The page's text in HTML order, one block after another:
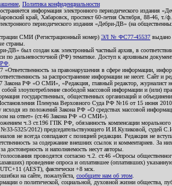
Политика конфиденциальности
информация электронного периодического
край, Хабаровск, проспект 60-летия Октября, 88-46, т./
электронного периодического издания «Дебри-ДВ» (на
СМИ (Регистрационный номер) ЭЛ № ФС77-45537 выдано
страны.
ДВ» был создан как электронный частный архив, в
по дальневосточной (РФ) тематике. Доступ к архивным
РФ
«Ответственность за правонарушения в сфере информации,
за распространение информации не несет. Сайт
Закона РФ «О СМИ», «Редакция, главный редактор, журналист не
злоупотребление свободой массовой информации и (или)
государственных, общественных организаций и
Пленума Верховного Суда РФ №16 от 15 июня 2010
исходя из положений Закона РФ «О средствах массовой
на ответ» (ст.46 Закона РФ «О СМИ»).
ч.3 ст.196 ГПК РФ, обязанность компенсации
№33-5325/2012) председательствующего И.И.Куликовой, судей
не всегда совпадают с позицией редакции. Редакция не
за содержание внешних ссылок и комментариев. За
достоверность и наполняемость несут авторы.
проводятся согласно ч.2. ст.46 «Опросы
проведение опроса и оплатившее (оплативших)
(AEST), фактически +8 мск.
на сайте, пожалуйста, сообщите нам об этом
о политической, социальной, духовной жизни общества,